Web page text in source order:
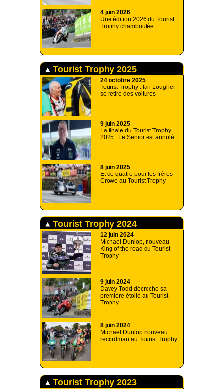
4 juin 2026
Une édition 2026 du Tourist
Trophy chamboulée
Tourist Trophy 2025
24 octobre 2025
Tourist Trophy : Ian Lougher
se retire des voitures
9 juin 2025
La finale du Tourist Trophy
2025 : Le Senior est annulé
8 juin 2025
Et de quatre pour les frères
Crowe au Tourist Trophy
Tourist Trophy 2024
12 juin 2024
Michael Dunlop, nouveau
King of the road du Tourist
Trophy
9 juin 2024
Davey Todd décroche sa
première étoile au Tourist
Trophy
8 juin 2024
Michael Dunlop nouveau
recordman au Tourist Trophy
Tourist Trophy 2023